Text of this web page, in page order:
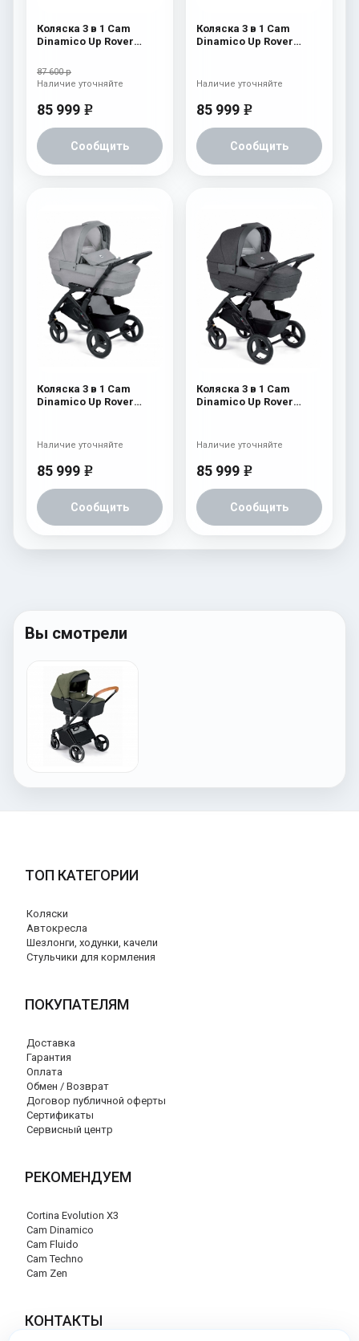
Коляска 3 в 1 Cam
Dinamico Up Rover
87 600 р
85 999 e
Сообщить
Наличие уточняйте
Коляска 3 в 1 Cam
Dinamico Up Rover
85 999 e
Сообщить
Наличие уточняйте
Коляска 3 в 1 Cam
Dinamico Up Rover
85 999 e
Сообщить
Наличие уточняйте
Коляска 3 в 1 Cam
Dinamico Up Rover
85 999 e
Сообщить
Наличие уточняйте
Вы смотрели
ТОП КАТЕГОРИИ
Коляски
Автокресла
Шезлонги, ходунки, качели
Стульчики для кормления
ПОКУПАТЕЛЯМ
Доставка
Гарантия
Оплата
Обмен / Возврат
Договор публичной оферты
Сертификаты
Сервисный центр
РЕКОМЕНДУЕМ
Cortina Evolution X3
Cam Dinamico
Cam Fluido
Cam Techno
Cam Zen
КОНТАКТЫ